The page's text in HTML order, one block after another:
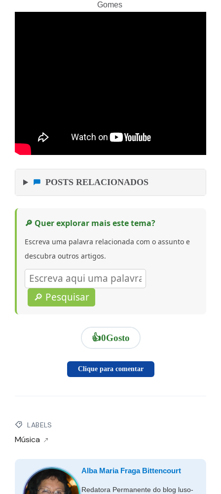
Gomes
POSTS RELACIONADOS
🔎 Quer explorar mais este tema?
Escreva uma palavra relacionada com o assunto e
descubra outros artigos.
🔎 Pesquisar
👍0Gosto
Clique para comentar
LABELS
Música
Alba Maria Fraga Bittencourt
Redatora Permanente do blog luso-